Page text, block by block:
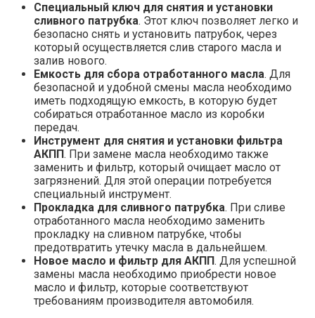
Специальный ключ для снятия и установки
сливного патрубка. Этот ключ позволяет легко и
безопасно снять и установить патрубок, через
который осуществляется слив старого масла и
залив нового.
Емкость для сбора отработанного масла. Для
безопасной и удобной смены масла необходимо
иметь подходящую емкость, в которую будет
собираться отработанное масло из коробки
передач.
Инструмент для снятия и установки фильтра
АКПП. При замене масла необходимо также
заменить и фильтр, который очищает масло от
загрязнений. Для этой операции потребуется
специальный инструмент.
Прокладка для сливного патрубка. При сливе
отработанного масла необходимо заменить
прокладку на сливном патрубке, чтобы
предотвратить утечку масла в дальнейшем.
Новое масло и фильтр для АКПП. Для успешной
замены масла необходимо приобрести новое
масло и фильтр, которые соответствуют
требованиям производителя автомобиля.